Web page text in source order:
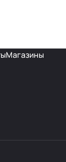
Магазины